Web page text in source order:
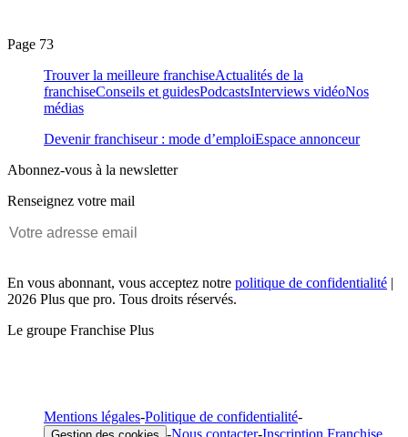
Page 73
Trouver la meilleure franchiseActualités de la
franchiseConseils et guidesPodcastsInterviews vidéoNos
médias
Devenir franchiseur : mode d’emploiEspace annonceur
Abonnez-vous à la newsletter
Renseignez votre mail
En vous abonnant, vous acceptez notre politique de confidentialité |
2026 Plus que pro. Tous droits réservés.
Le groupe Franchise Plus
Mentions légales-Politique de confidentialité-